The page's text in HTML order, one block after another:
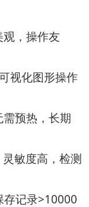
，操作友
视化图形操作
预热，长期
敏度高，检测
存记录>10000